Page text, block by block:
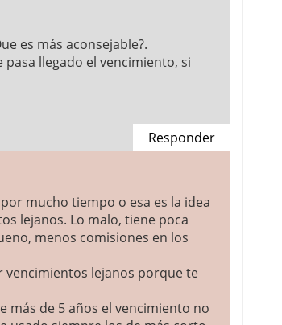
es más aconsejable?.
pasa llegado el vencimiento, si
Responder
mucho tiempo o esa es la idea
lejanos. Lo malo, tiene poca
menos comisiones en los
lejanos porque te
más de 5 años el vencimiento no